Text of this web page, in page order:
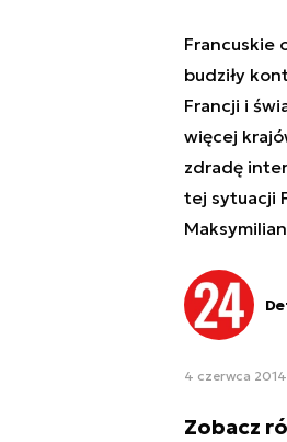
Francuskie
budziły
Francji i
więcej
zdradę
tej sytuacji
4 czerwca
Zobacz